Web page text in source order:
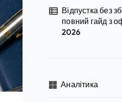
Відпустка без
повний гайд з
2026
Аналітика